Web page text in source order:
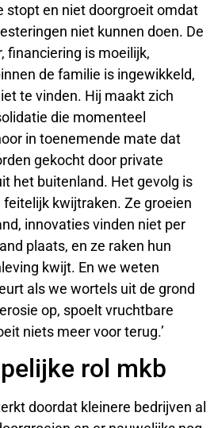
stopt en niet doorgroeit omdat
niet kunnen doen. De
financiering is moeilijk,
de familie is ingewikkeld,
te vinden. Hij maakt zich
die momenteel
in toenemende mate dat
gekocht door private
het buitenland. Het gevolg is
kwijtraken. Ze groeien
innovaties vinden niet per
plaats, en ze raken hun
kwijt. En we weten
als we wortels uit de grond
op, spoelt vruchtbare
niets meer voor terug.’
rol mkb
doordat kleinere bedrijven al